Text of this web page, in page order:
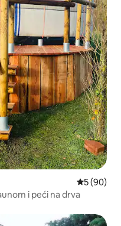
Prosječna
5 (90)
i peći na drva